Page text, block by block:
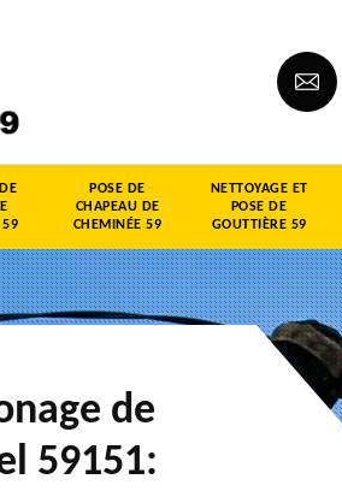
59
POSE DE
CHAPEAU DE
CHEMINÉE 59
NETTOYAGE ET
POSE DE
GOUTTIÈRE 59
de
59151: